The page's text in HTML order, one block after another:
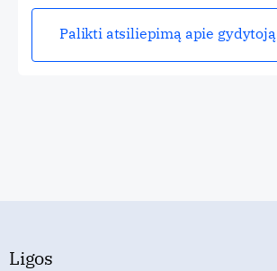
Palikti atsiliepimą apie gydytoją
Ligos